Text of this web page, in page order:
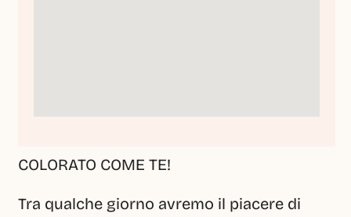
COLORATO COME TE!
Tra qualche giorno avremo il piacere di